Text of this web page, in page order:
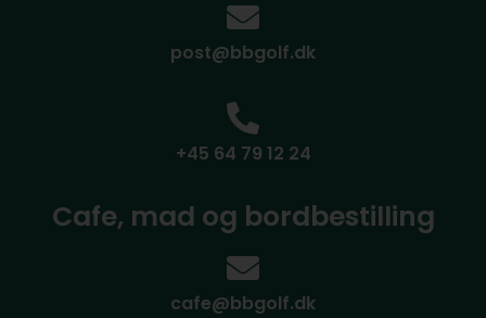
post@bbgolf.dk
+45 64 79 12 24
Cafe, mad og bordbestilling
cafe@bbgolf.dk